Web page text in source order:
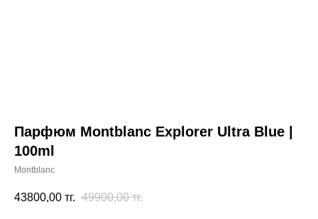
Парфюм Montblanc Explorer Ultra Blue |
100ml
Montblanc
43800,00 тг. 49900,00 тг.